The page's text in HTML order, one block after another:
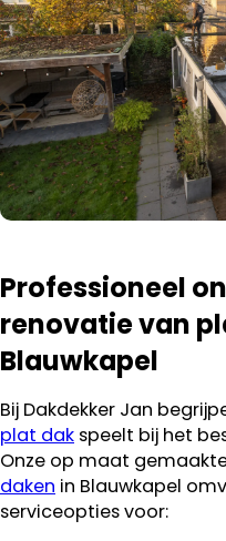
Professioneel
renovatie van
Blauwkapel
Bij Dakdekker Jan
plat dak speelt bij het
Onze op maat
daken in Blauwkapel
serviceopties voor: